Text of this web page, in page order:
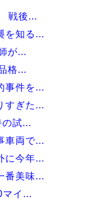
戦後...
を知る...
が...
格...
事件を...
すぎた...
の試...
車両で...
に今年...
番美味...
マイ...